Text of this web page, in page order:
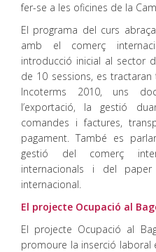
fer-se a les oficines de la
El programa del curs
amb el comerç
introducció inicial al sector
de 10 sessions, es
Incoterms 2010, uns
l’exportació, la gestió
comandes i factures,
pagament. També es
gestió del comerç
internacionals i del
internacional.
El projecte Ocupació al
El projecte Ocupació al
promoure la inserció laboral